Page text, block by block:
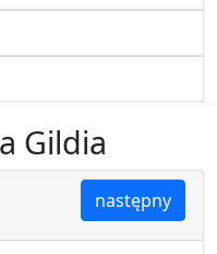
Gildia
następny